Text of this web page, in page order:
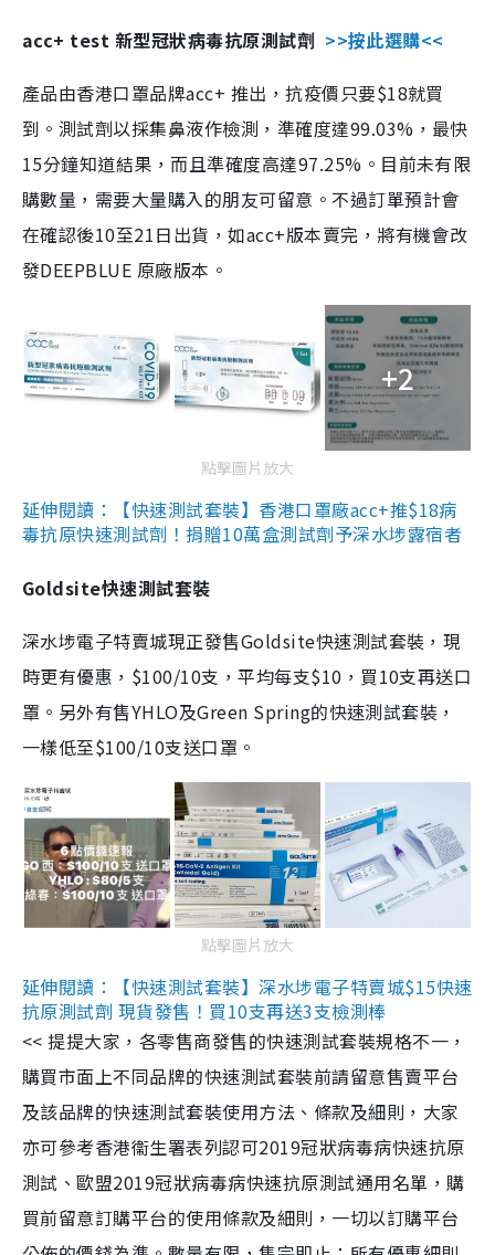
acc+ test 新型冠狀病毒抗原測試劑 >>按此選購<<
產品由香港口罩品牌acc+ 推出，抗疫價只要$18就買
到。測試劑以採集鼻液作檢測，準確度達99.03%，最快
15分鐘知道結果，而且準確度高達97.25%。目前未有限
購數量，需要大量購入的朋友可留意。不過訂單預計會
在確認後10至21日出貨，如acc+版本賣完，將有機會改
發DEEPBLUE 原廠版本。
+2
點擊圖片放大
延伸閱讀：【快速測試套裝】香港口罩廠acc+推$18病
毒抗原快速測試劑！捐贈10萬盒測試劑予深水埗露宿者
Goldsite快速測試套裝
深水埗電子特賣城現正發售Goldsite快速測試套裝，現
時更有優惠，$100/10支，平均每支$10，買10支再送口
罩。另外有售YHLO及Green Spring的快速測試套裝，
一樣低至$100/10支送口罩。
點擊圖片放大
延伸閱讀：【快速測試套裝】深水埗電子特賣城$15快速
抗原測試劑 現貨發售！買10支再送3支檢測棒
<< 提提大家，各零售商發售的快速測試套裝規格不一，
購買市面上不同品牌的快速測試套裝前請留意售賣平台
及該品牌的快速測試套裝使用方法、條款及細則，大家
亦可參考香港衞生署表列認可2019冠狀病毒病快速抗原
測試、歐盟2019冠狀病毒病快速抗原測試通用名單，購
買前留意訂購平台的使用條款及細則，一切以訂購平台